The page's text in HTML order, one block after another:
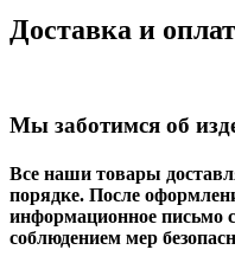
Доставка и
Мы заботимся об
Все наши товары
порядке. После
информационное письмо
соблюдением мер